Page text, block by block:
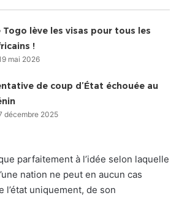
Togo lève les visas pour tous les
!
mai 2026
de coup d’État échouée au
décembre 2025
parfaitement à l’idée selon laquelle
nation ne peut en aucun cas
l’état uniquement, de son